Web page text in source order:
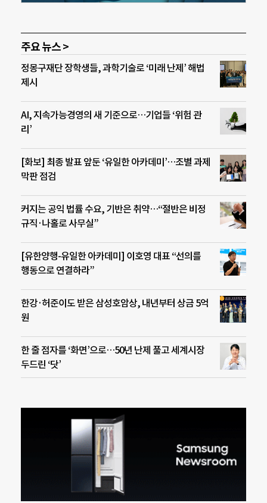
주요 뉴스 >
정몽구재단 장학생들, 과학기술로 ‘미래 난제’ 해법
제시
AI, 지속가능경영의 새 기준으로…기업들 ‘위험 관
리’
[화보] 최종 발표 앞둔 ‘유일한 아카데미’…조별 과제
막판 점검
커지는 공익 법률 수요, 기반은 취약…“절반은 비정
규직·나홀로 사무실”
[유한양행-유일한 아카데미] 이호영 대표 “선의를
행동으로 연결하라”
한강·허준이도 받은 삼성호암상, 내년부터 상금 5억
원
한 줄 점자를 ‘화면’으로…50년 난제 풀고 세계시장
두드린 ‘닷’